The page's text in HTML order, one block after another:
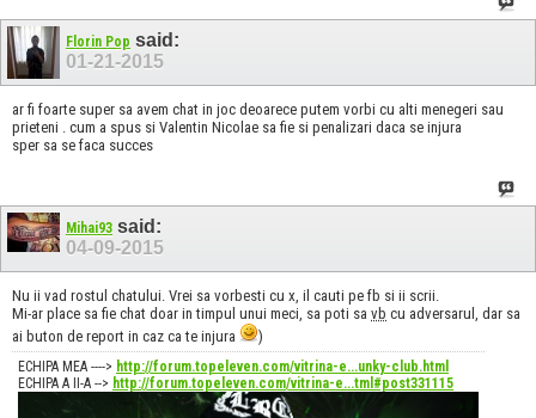
Florin Pop said:
01-21-2015
ar fi foarte super sa avem chat in joc deoarece putem vorbi cu alti menegeri sau
prieteni . cum a spus si Valentin Nicolae sa fie si penalizari daca se injura
sper sa se faca succes
Mihai93 said:
04-09-2015
Nu ii vad rostul chatului. Vrei sa vorbesti cu x, il cauti pe fb si ii scrii.
Mi-ar place sa fie chat doar in timpul unui meci, sa poti sa vb cu adversarul, dar sa
ai buton de report in caz ca te injura
)
ECHIPA MEA ----> http://forum.topeleven.com/vitrina-e...unky-club.html
ECHIPA A II-A --> http://forum.topeleven.com/vitrina-e...tml#post331115